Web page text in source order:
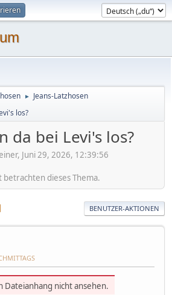
► Jeans-Latzhosen
los?
da bei Levi's los?
Juni 29, 2026, 12:39:56
dieses Thema.
BENUTZER-AKTIONEN
Dateianhang nicht ansehen.